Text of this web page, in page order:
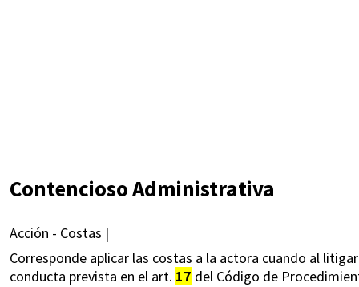
Contencioso Administrativa
Acción - Costas |
Corresponde aplicar las costas a la actora cuando al
conducta prevista en el art. 17 del Código de